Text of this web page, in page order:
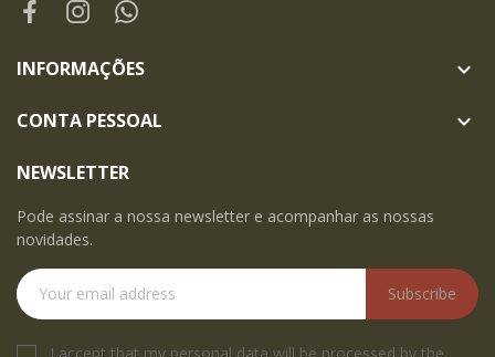
INFORMAÇÕES 
CONTA PESSOAL 
NEWSLETTER
Pode assinar a nossa newsletter e acompanhar as nossas
novidades.
Subscribe